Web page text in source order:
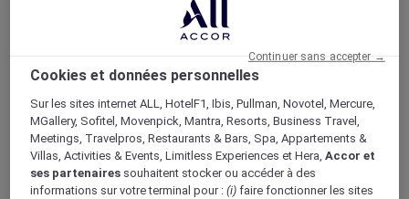
Programme de fidélité
Retour
Découvrir le programme
Abonnements ALL Accor+
Cookies et données personnelles
Sur les sites internet ALL, HotelF1, Ibis, Pullman, Novotel, Mercure,
MGallery, Sofitel, Movenpick, Mantra, Resorts, Business Travel,
Meetings, Travelpros, Restaurants & Bars, Spa, Appartements &
Villas, Activities & Events, Limitless Experiences et Hera,Accor et
ses partenaires souhaitent stocker ou accéder à des
informations sur votre terminal pour :(i) faire fonctionner les sites
Continuer sans accepter →